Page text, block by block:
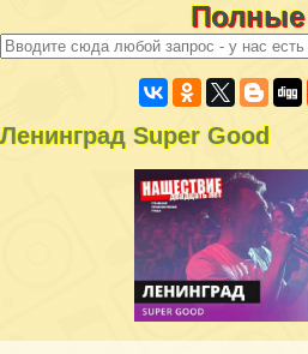
Ленинград Super Good